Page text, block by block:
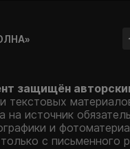
защищён
текстовых
на источник
и
с письменного